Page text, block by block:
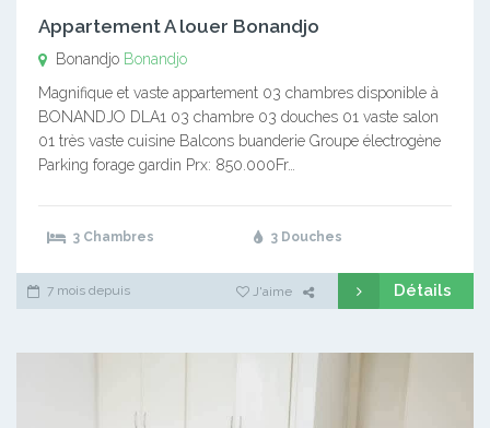
Appartement A louer Bonandjo
Bonandjo Bonandjo
Magnifique et vaste appartement 03 chambres disponible à
BONANDJO DLA1 03 chambre 03 douches 01 vaste salon
01 très vaste cuisine Balcons buanderie Groupe électrogène
Parking forage gardin Prx: 850.000Fr…
3 Chambres 3 Douches
7 mois depuis J'aime Détails